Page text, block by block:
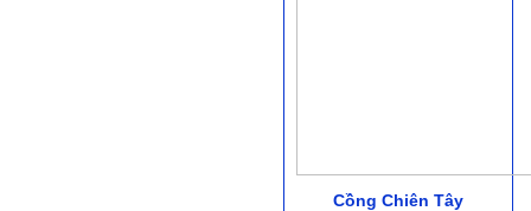
Cồng Chiên Tây